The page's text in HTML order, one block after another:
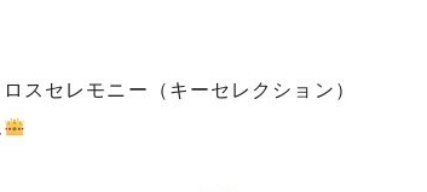
スセレモニー（キーセレクション）